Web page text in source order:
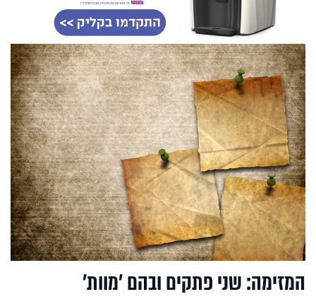
המזימה: שני פתקים ובהם 'מוות'